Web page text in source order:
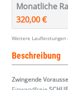
Monatliche
320,00 €
Weitere Laufleistungen
Beschreibung
Zwingende